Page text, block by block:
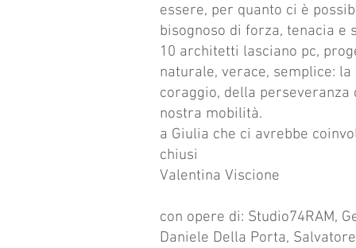
essere, per quanto ci è
bisognoso di forza, tenacia e
10 architetti lasciano pc,
naturale, verace, semplice:
coraggio, della perseveranza
nostra mobilità.
a Giulia che ci avrebbe
chiusi
Valentina Viscione
con opere di: Studio74RAM,
Daniele Della Porta,